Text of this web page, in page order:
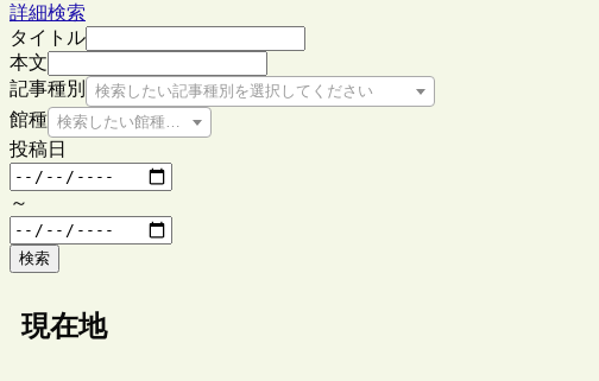
詳細検索
タイトル
本文
記事種別
検索したい記事種別を選択してください
館種 検索したい館種を選択してください
投稿日
～
検索
現在地